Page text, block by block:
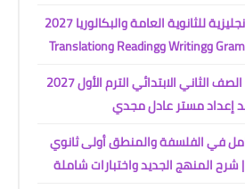
أفضل كورس لغة انجليزية للثانوية العامة والبكالوريا 2027
تحميل مذكرة ماث الصف الثاني الابتدائي الترم الأول 2027
في الفلسفة والمنطق أولى ثانوي